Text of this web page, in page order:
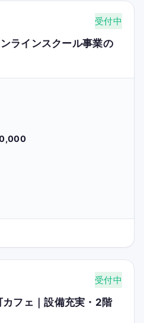
受付中
ラインスクール事業の
受付中
フェ｜設備充実・2階